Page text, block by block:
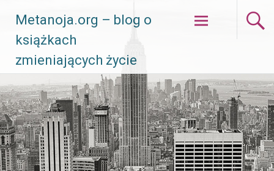
Metanoja.org – blog o
książkach
zmieniających życie
Skip
to